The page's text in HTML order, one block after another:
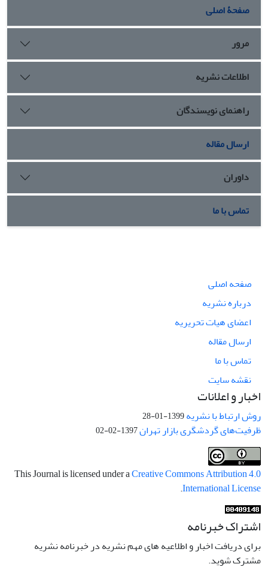
صفحۀ اصلی
مرور
اطلاعات نشریه
راهنمای نویسندگان
ارسال مقاله
داوران
تماس با ما
صفحه اصلی
درباره نشریه
اعضای هیات تحریریه
ارسال مقاله
تماس با ما
نقشه سایت
اخبار و اعلانات
روش ارتباط با نشریه1399-01-28
ظرفیت‌های گردشگری بازار تهران1397-02-02
This Journal is licensed under aCreative Commons Attribution 4.0
International License
.
اشتراک خبرنامه
برای دریافت اخبار و اطلاعیه های مهم نشریه در خبرنامه نشریه
مشترک شوید.